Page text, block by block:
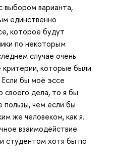
выбором варианта,
единственно
которое будут
по некоторым
случае очень
которые были
бы моё эссе
своего дела, то я бы
пользы, чем если бы
же человеком, как я.
взаимодействие
студентом хотя бы по